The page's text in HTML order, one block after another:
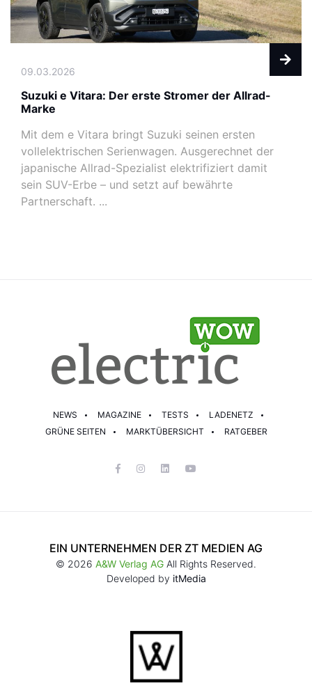
09.03.2026
Suzuki e Vitara: Der erste Stromer der Allrad-
Marke
Mit dem e Vitara bringt Suzuki seinen ersten
vollelektrischen Serienwagen. Ausgerechnet der
japanische Allrad-Spezialist elektrifiziert damit
sein SUV-Erbe – und setzt auf bewährte
Partnerschaft. ...
NEWS MAGAZINE TESTS
LADENETZ
GRÜNE SEITEN
MARKTÜBERSICHT RATGEBER
EIN UNTERNEHMEN DER ZT MEDIEN AG
© 2026 A&W Verlag AG All Rights Reserved.
Developed by itMedia